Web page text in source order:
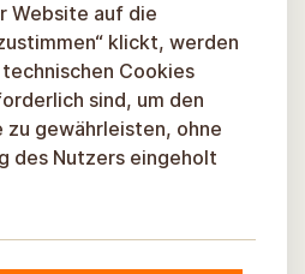
Website auf die
klickt, werden
Cookies
sind, um den
gewährleisten, ohne
des Nutzers eingeholt